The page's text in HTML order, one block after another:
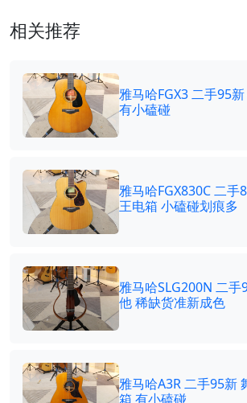
相关推荐
雅马哈FGX3 二手95
有小磕碰
雅马哈FGX830C 二手
王电箱 小磕碰划痕多
雅马哈SLG200N 二
他 稀缺货准新成色
雅马哈A3R 二手95新
箱 有小磕碰